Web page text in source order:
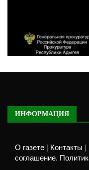
ИНФОРМАЦИЯ
О газете Контакты
соглашение.